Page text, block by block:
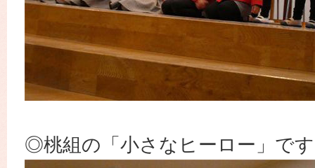
◎桃組の「小さなヒーロー」で